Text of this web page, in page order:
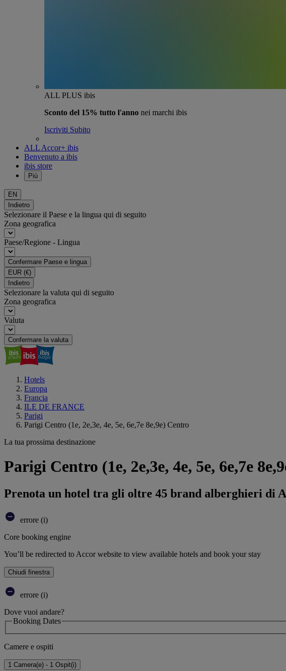
ALL PLUS ibis
Sconto del 15% tutto l'anno nei marchi ibis
Iscriviti Subito
ALL Accor+ ibis
Benvenuto a ibis
ibis store
Più
EN
Indietro
Selezionare il Paese e la lingua qui di seguito
Zona geografica
Paese/Regione - Lingua
Confermare Paese e lingua
EUR (€)
Indietro
Selezionare la valuta qui di seguito
Zona geografica
Valuta
Confermare la valuta
Hotels
Europa
Francia
ILE DE FRANCE
Parigi
Parigi Centro (1e, 2e,3e, 4e, 5e, 6e,7e 8e,9e) Centro
La tua prossima destinazione
Parigi Centro (1e, 2e,3e, 4e, 5e, 6e,7e
Prenota un hotel tra gli oltre 45 brand alberghieri di
errore (i)
Core booking engine
You’ll be redirected to Accor website to view available hotels and book your stay
Chiudi finestra
errore (i)
Dove vuoi andare?
Booking Dates
Camere e ospiti
1 Camera(e) - 1 Ospit(i)